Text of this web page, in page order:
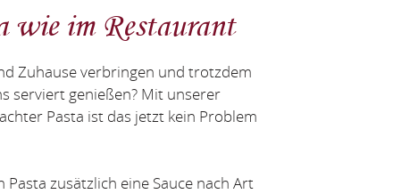
wie im Restaurant
Zuhause verbringen und trotzdem
serviert genießen? Mit unserer
Pasta ist das jetzt kein Problem
zusätzlich eine Sauce nach Art